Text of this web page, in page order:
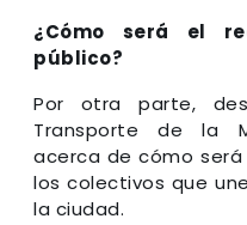
¿Cómo será el
público?
Por otra parte,
Transporte de la
acerca de cómo
los colectivos que
la ciudad.